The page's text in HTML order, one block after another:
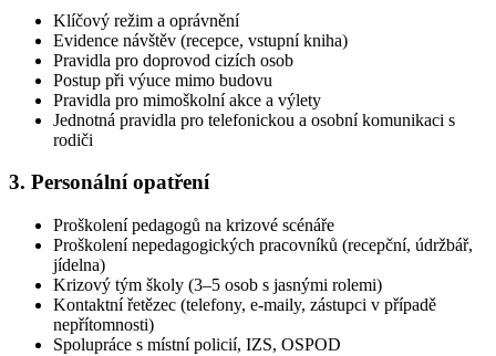
Klíčový režim a oprávnění
Evidence návštěv (recepce, vstupní kniha)
Pravidla pro doprovod cizích osob
Postup při výuce mimo budovu
Pravidla pro mimoškolní akce a výlety
Jednotná pravidla pro telefonickou a osobní komunikaci s
rodiči
3. Personální opatření
Proškolení pedagogů na krizové scénáře
Proškolení nepedagogických pracovníků (recepční, údržbář,
jídelna)
Krizový tým školy (3–5 osob s jasnými rolemi)
Kontaktní řetězec (telefony, e-maily, zástupci v případě
nepřítomnosti)
Spolupráce s místní policií, IZS, OSPOD